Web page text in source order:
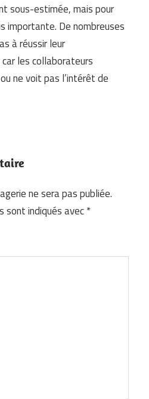
sous-estimée, mais pour
importante. De nombreuses
à réussir leur
les collaborateurs
ne voit pas l’intérêt de
ne sera pas publiée.
sont indiqués avec*